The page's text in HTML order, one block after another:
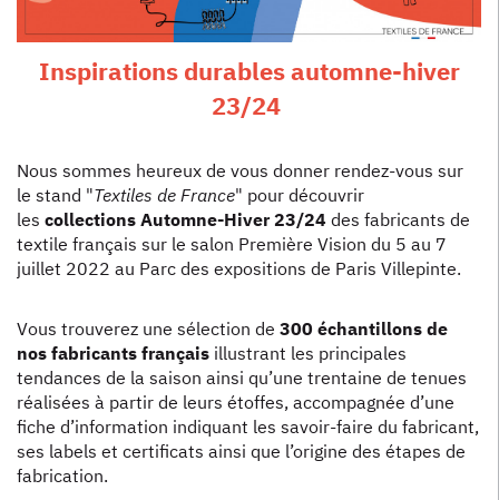
Inspirations durables automne-hiver
23/24
Nous sommes heureux de vous donner rendez-vous sur
le stand "Textiles de France" pour découvrir
les collections Automne-Hiver 23/24 des fabricants de
textile français sur le salon Première Vision du 5 au 7
juillet 2022 au Parc des expositions de Paris Villepinte.
Vous trouverez une sélection de 300 échantillons de
nos fabricants français illustrant les principales
tendances de la saison ainsi qu’une trentaine de tenues
réalisées à partir de leurs étoffes, accompagnée d’une
fiche d’information indiquant les savoir-faire du fabricant,
ses labels et certificats ainsi que l’origine des étapes de
fabrication.